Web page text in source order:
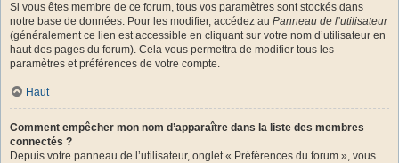
Si vous êtes membre de ce forum, tous vos paramètres sont stockés dans
notre base de données. Pour les modifier, accédez au Panneau de l’utilisateur
(généralement ce lien est accessible en cliquant sur votre nom d’utilisateur en
haut des pages du forum). Cela vous permettra de modifier tous les
paramètres et préférences de votre compte.
Haut
Comment empêcher mon nom d’apparaître dans la liste des membres
connectés ?
Depuis votre panneau de l’utilisateur, onglet « Préférences du forum », vous